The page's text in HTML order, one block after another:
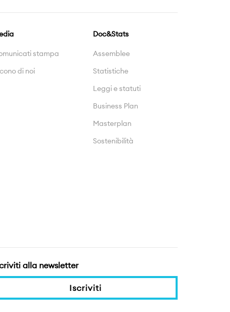
stampa
di noi
Doc&Stats
Assemblee
Statistiche
Leggi e statuti
Business Plan
Masterplan
Sostenibilità
alla newsletter
Iscriviti